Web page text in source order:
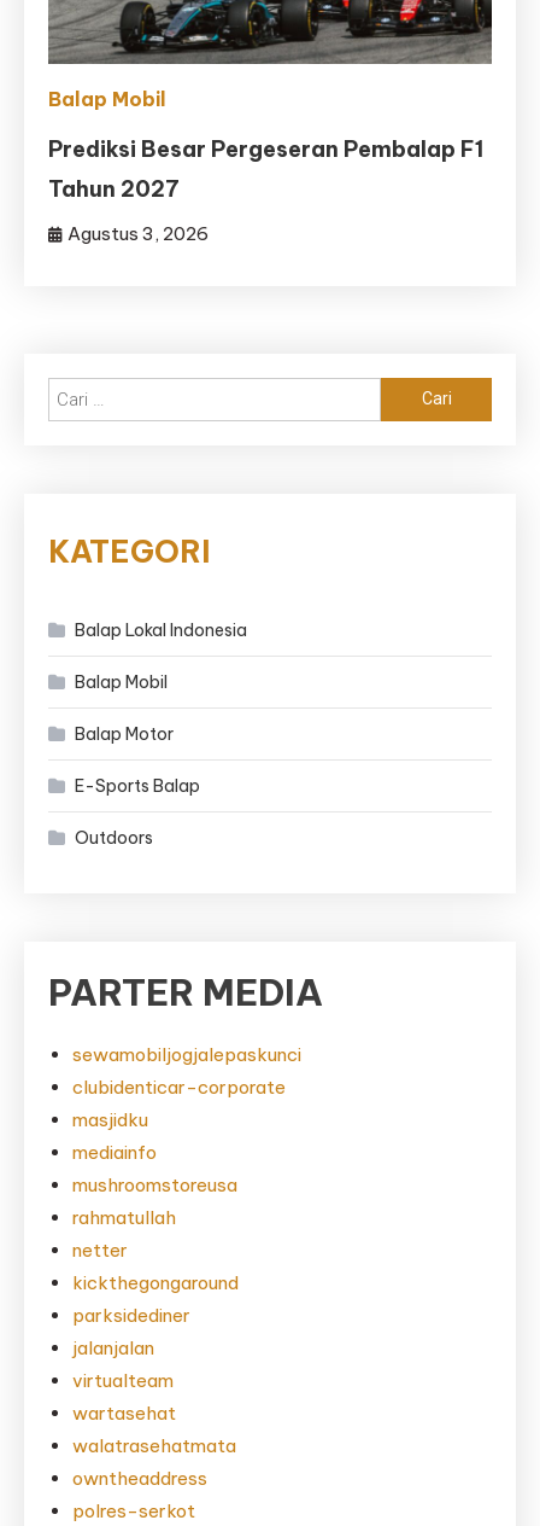
Balap Mobil
Prediksi Besar Pergeseran Pembalap F1
Tahun 2027
Agustus 3, 2026
untuk:
KATEGORI
Balap Lokal Indonesia
Balap Mobil
Balap Motor
E-Sports Balap
Outdoors
PARTER MEDIA
sewamobiljogjalepaskunci
clubidenticar-corporate
masjidku
mediainfo
mushroomstoreusa
rahmatullah
netter
kickthegongaround
parksidediner
jalanjalan
virtualteam
wartasehat
walatrasehatmata
owntheaddress
polres-serkot